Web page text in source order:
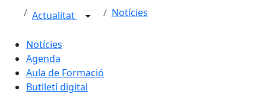
Actualitat Notícies
Notícies
Agenda
Aula de Formació
Butlletí digital